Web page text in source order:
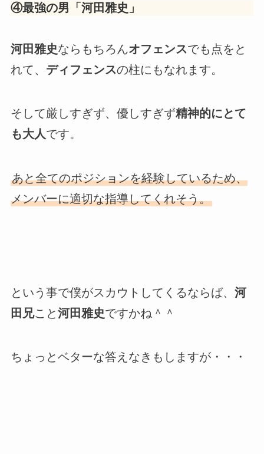
④最強の男「河田雅史 」
河田雅史ならもちろんオフェンスでも点をと
れて、 ディフェンスの柱にもなれます。
そして厳しすぎず、優しすぎず精神的にとて
も大人です。
あと全てのポジションを経験しているため、
メンバーに適切な指導してくれそう。
という事で僕がスカウトしてくるならば、 河
田兄こと河田雅史ですかね＾＾
ちょっとベターな答えなきもしますが・・・